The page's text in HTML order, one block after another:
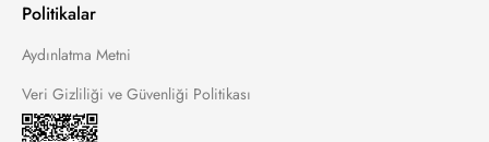
Politikalar
Aydınlatma Metni
Veri Gizliliği ve Güvenliği Politikası